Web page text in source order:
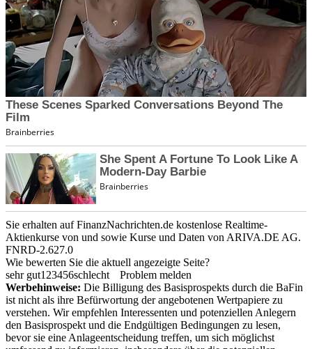
Sie erhalten auf FinanzNachrichten.de kostenlose Realtime-
Aktienkurse von und sowie Kurse und Daten von ARIVA.DE AG.
FNRD-2.627.0
Wie bewerten Sie die aktuell angezeigte Seite?
sehr gut1 23456schlecht
Problem melden
Werbehinweise: Die Billigung des Basisprospekts durch die BaFin
ist nicht als ihre Befürwortung der angebotenen Wertpapiere zu
verstehen. Wir empfehlen Interessenten und potenziellen Anlegern
den Basisprospekt und die Endgültigen Bedingungen zu lesen,
bevor sie eine Anlageentscheidung treffen, um sich möglichst